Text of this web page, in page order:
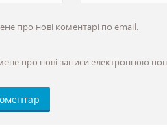
про нові коментарі по email.
про нові записи електронною